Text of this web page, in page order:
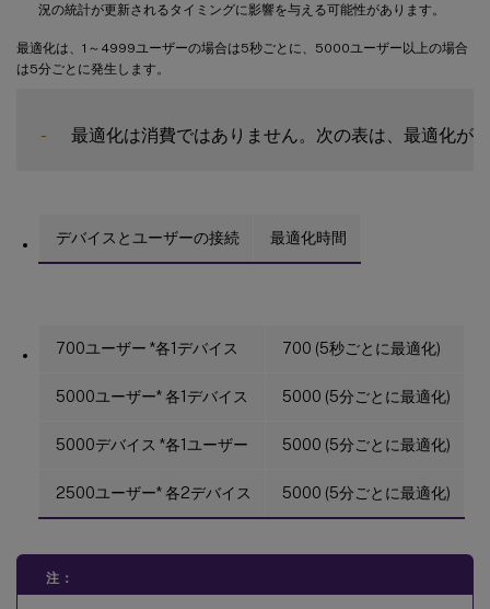
況の統計が更新されるタイミングに影響を与える可能性があります。
最適化は、1～4999ユーザーの場合は5秒ごとに、5000ユーザー以上の場合
は5分ごとに発生します。
-
デバイスとユーザーの接続 最適化時間
700ユーザー *各1デバイス 700 (5秒ごとに最適化)
5000ユーザー* 各1デバイス 5000 (5分ごとに最適化)
5000デバイス *各1ユーザー 5000 (5分ごとに最適化)
2500ユーザー* 各2デバイス 5000 (5分ごとに最適化)
注：